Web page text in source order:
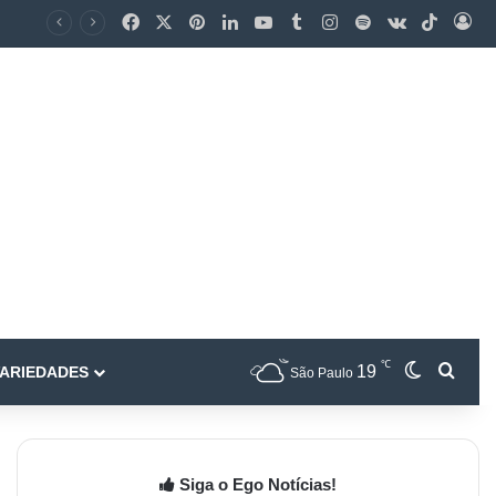
São Paulo 19 ℃
Siga o Ego Notícias!